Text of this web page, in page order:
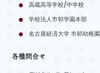
高蔵高等学校/中学校
学校法人市邨学園本部
名古屋経済大学 市邨幼稚園
各種問合せ